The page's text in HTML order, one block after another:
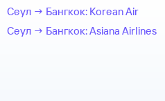
Сеул → Бангкок: Korean Air
Сеул → Бангкок: Asiana Airlines